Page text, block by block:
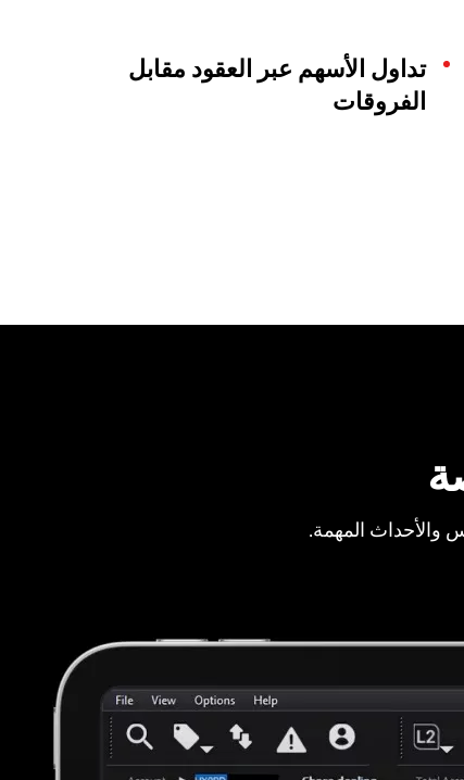
تداول الأسهم عبر العقود مقابل
الفروقات
المهمة.